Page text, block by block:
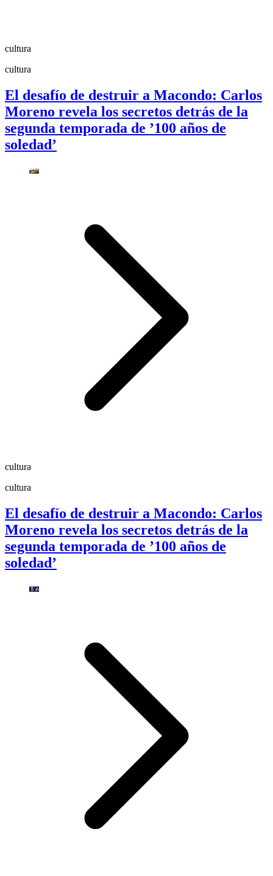
cultura
cultura
El desafío de destruir a Macondo: Carlos
Moreno revela los secretos detrás de la
segunda temporada de ’100 años de
soledad’
cultura
cultura
El desafío de destruir a Macondo: Carlos
Moreno revela los secretos detrás de la
segunda temporada de ’100 años de
soledad’